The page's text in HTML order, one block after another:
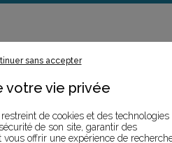
ce que je recherche
approfondie
personnalisée
sans accepter
vie privée
de cookies et des technologies
de son site, garantir des
offrir une expérience de